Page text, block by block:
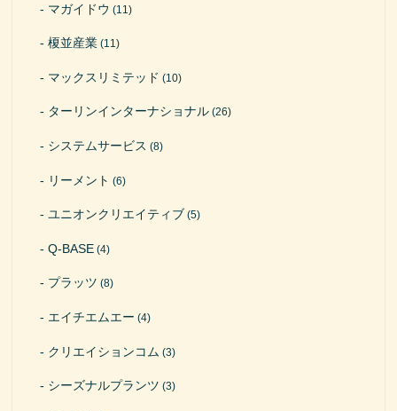
マガイドウ (11)
榎並産業 (11)
マックスリミテッド (10)
ターリンインターナショナル (26)
システムサービス (8)
リーメント (6)
ユニオンクリエイティブ (5)
Q-BASE (4)
プラッツ (8)
エイチエムエー (4)
クリエイションコム (3)
シーズナルプランツ (3)